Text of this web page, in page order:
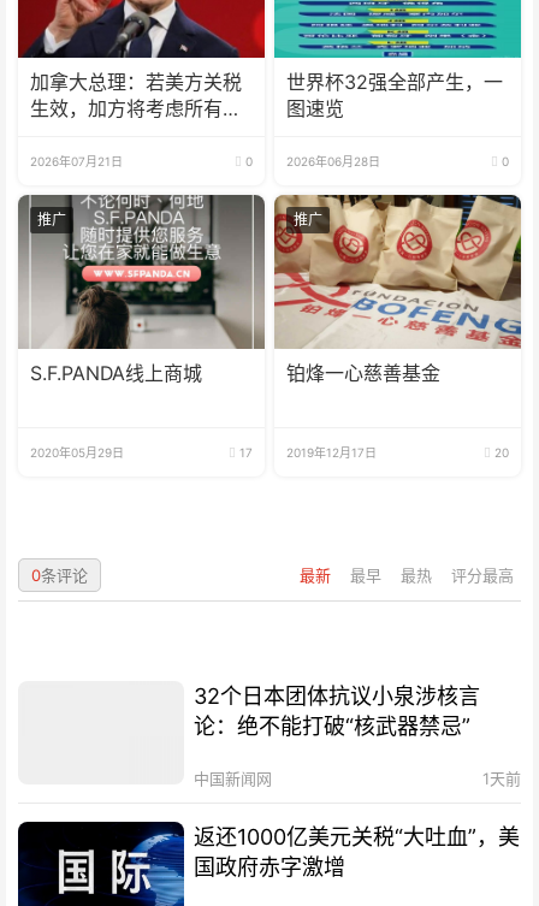
加拿大总理：若美方关税
生效，加方将考虑所有回
2026年07月21日 0
世界杯32强全部产生，一
图速览
2026年06月28日 0
推广
S.F.PANDA线上商城
2020年05月29日 17
推广
铂烽一心慈善基金
2019年12月17日 20
最新 最早 最热 评分最高
0条评论
32个日本团体抗议小泉涉核言
论：绝不能打破“核武器禁忌”
中国新闻网 1天前
返还1000亿美元关税“大吐血”，美
国政府赤字激增